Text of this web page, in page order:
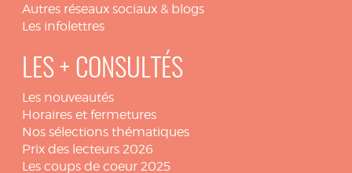
Autres réseaux sociaux & blogs
Les infolettres
LES + CONSULTÉS
Les nouveautés
Horaires et fermetures
Nos sélections thématiques
Prix des lecteurs 2026
Les coups de coeur 2025